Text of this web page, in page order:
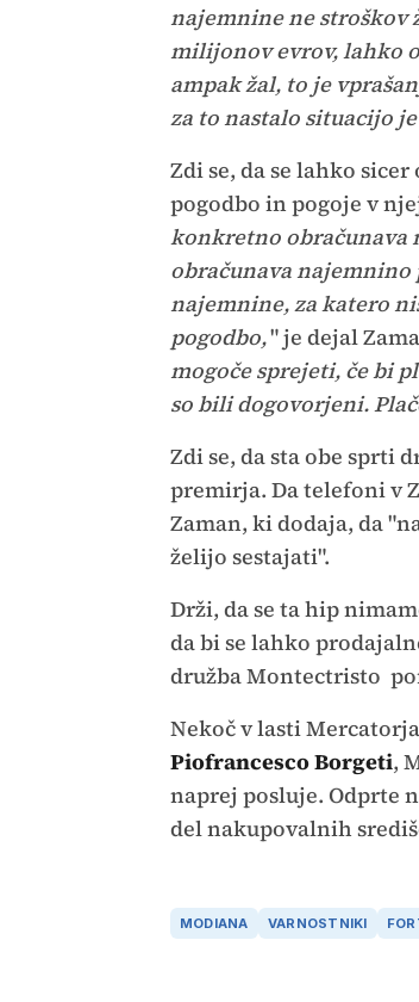
najemnine ne stroškov
milijonov evrov, lahko
ampak žal, to je
za to nastalo situacijo
Zdi se, da se lahko
pogodbo in pogoje v
konkretno obračunava
obračunava najemnino
najemnine, za katero
pogodbo," je dejal
mogoče sprejeti, če bi
so bili dogovorjeni.
Zdi se, da sta obe sprti
premirja. Da telefoni v
Zaman, ki dodaja, da
želijo sestajati".
Drži, da se ta hip
da bi se lahko
družba Montectristo
Nekoč v lasti
Piofrancesco Borgeti,
naprej posluje. Odprte
del nakupovalnih
MODIANA VARNOSTNIKI